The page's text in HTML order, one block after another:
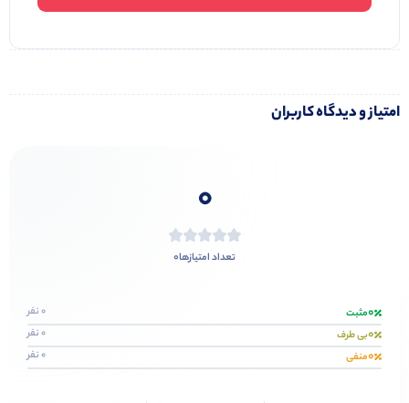
امتیاز و دیدگاه کاربران
0
تعداد امتیازها0
0مثبت 0 نفر
0بی طرف 0 نفر
0منفی 0 نفر